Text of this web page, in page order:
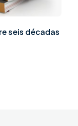
seis décadas